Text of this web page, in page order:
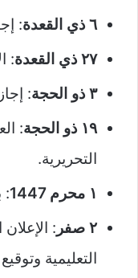
٦ ذي القعدة
:
٢٧ ذي القعدة
:
٣ ذو الحجة
:
١٩ ذو الحجة
:
التحريرية.
١ محرم 1447
:
٢ صفر
:
التعليمية